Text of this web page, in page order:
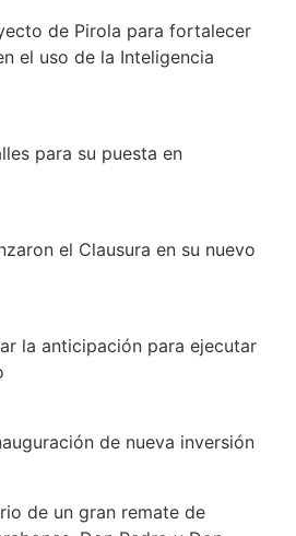
de Pirola para fortalecer
el uso de la Inteligencia
para su puesta en
el Clausura en su nuevo
la anticipación para ejecutar
de nueva inversión
de un gran remate de